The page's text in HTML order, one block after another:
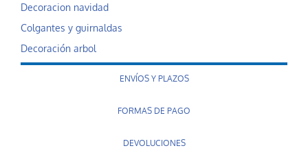
Decoracion navidad
Colgantes y guirnaldas
Decoración arbol
ENVÍOS Y PLAZOS
FORMAS DE PAGO
DEVOLUCIONES